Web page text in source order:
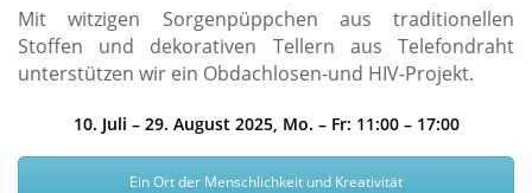
Mit witzigen Sorgenpüppchen aus traditionellen
Stoffen und dekorativen Tellern aus Telefondraht
unterstützen wir ein Obdachlosen-und HIV-Projekt.
10. Juli – 29. August 2025, Mo. – Fr: 11:00 – 17:00
Ein Ort der Menschlichkeit und Kreativität